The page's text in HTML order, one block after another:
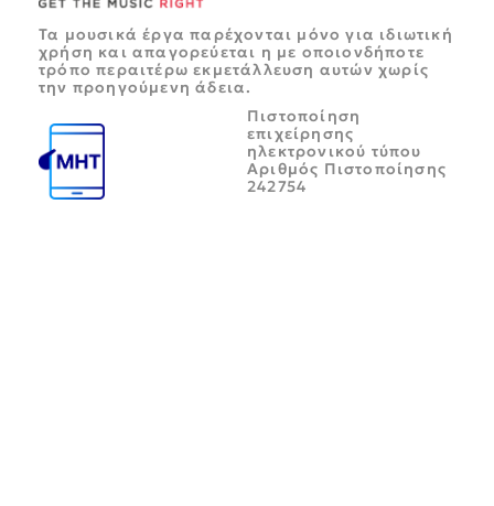
Τα μουσικά έργα παρέχονται μόνο για ιδιωτική
χρήση και απαγορεύεται η με οποιονδήποτε
τρόπο περαιτέρω εκμετάλλευση αυτών χωρίς
την προηγούμενη άδεια.
Πιστοποίηση
επιχείρησης
ηλεκτρονικού τύπου
Αριθμός Πιστοποίησης
242754